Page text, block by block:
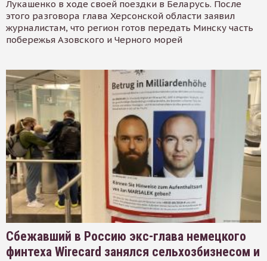
Лукашенко в ходе своей поездки в Беларусь. После
этого разговора глава Херсонской области заявил
журналистам, что регион готов передать Минску часть
побережья Азовского и Черного морей
Сбежавший в Россию экс-глава немецкого
финтеха Wirecard занялся сельхозбизнесом и